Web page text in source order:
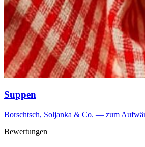
Suppen
Borschtsch, Soljanka & Co. — zum
Bewertungen